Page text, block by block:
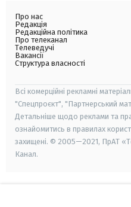
Про нас
Редакція
Редакційна політика
Про телеканал
Телеведучі
Вакансії
Структура власності
Всі комерційні рекламні
"Спецпроєкт", "Партнерський
Детальніше щодо реклами та
ознайомитись в правилах
захищені. © 2005—2021, ПрАТ
Канал.